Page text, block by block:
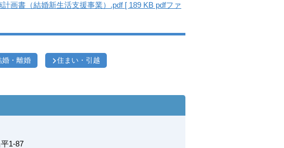
画書（結婚新生活支援事業）.pdf [ 189 KB pdfファ
婚・離婚 住まい・引越
1-87